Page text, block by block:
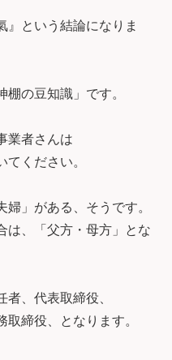
』という結論になりま
の豆知識」です。
業者さんは
ください。
」がある、そうです。
は、「父方・母方」とな
、代表取締役、
締役、となります。